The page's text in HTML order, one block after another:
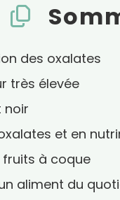
des oxalates
très élevée
noir
et en
fruits à coque
aliment du